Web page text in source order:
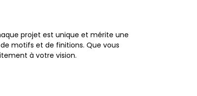
projet est unique et mérite une
motifs et de finitions. Que vous
à votre vision.